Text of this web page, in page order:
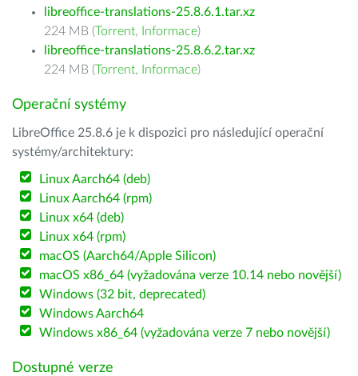
libreoffice-translations-25.8.6.1.tar.xz
224 MB (Torrent, Informace)
libreoffice-translations-25.8.6.2.tar.xz
224 MB (Torrent, Informace)
Operační systémy
LibreOffice 25.8.6 je k dispozici pro následující operační
systémy/architektury:
Linux Aarch64 (deb)
Linux Aarch64 (rpm)
Linux x64 (deb)
Linux x64 (rpm)
macOS (Aarch64/Apple Silicon)
macOS x86_64 (vyžadována verze 10.14 nebo novější)
Windows (32 bit, deprecated)
Windows Aarch64
Windows x86_64 (vyžadována verze 7 nebo novější)
Dostupné verze